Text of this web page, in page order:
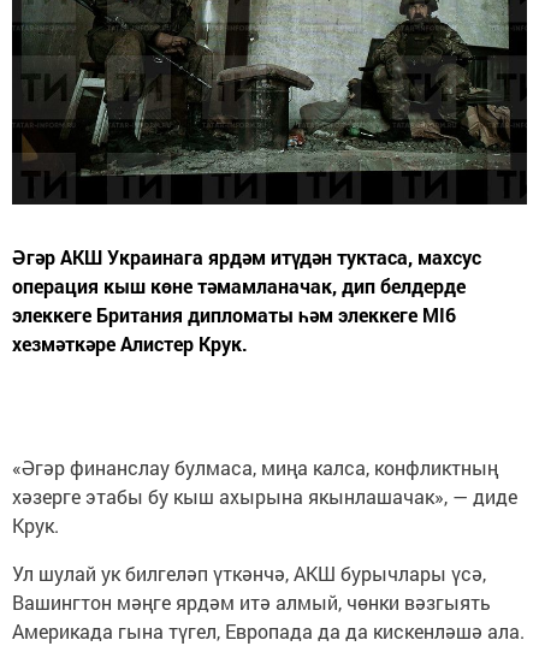
Әгәр АКШ Украинага ярдәм итүдән туктаса, махсус
операция кыш көне тәмамланачак, дип белдерде
элеккеге Британия дипломаты һәм элеккеге MI6
хезмәткәре Алистер Крук.
«Әгәр финанслау булмаса, миңа калса, конфликтның
хәзерге этабы бу кыш ахырына якынлашачак», — диде
Крук.
Ул шулай ук билгеләп үткәнчә, АКШ бурычлары үсә,
Вашингтон мәңге ярдәм итә алмый, чөнки вәзгыять
Америкада гына түгел, Европада да да кискенләшә ала.